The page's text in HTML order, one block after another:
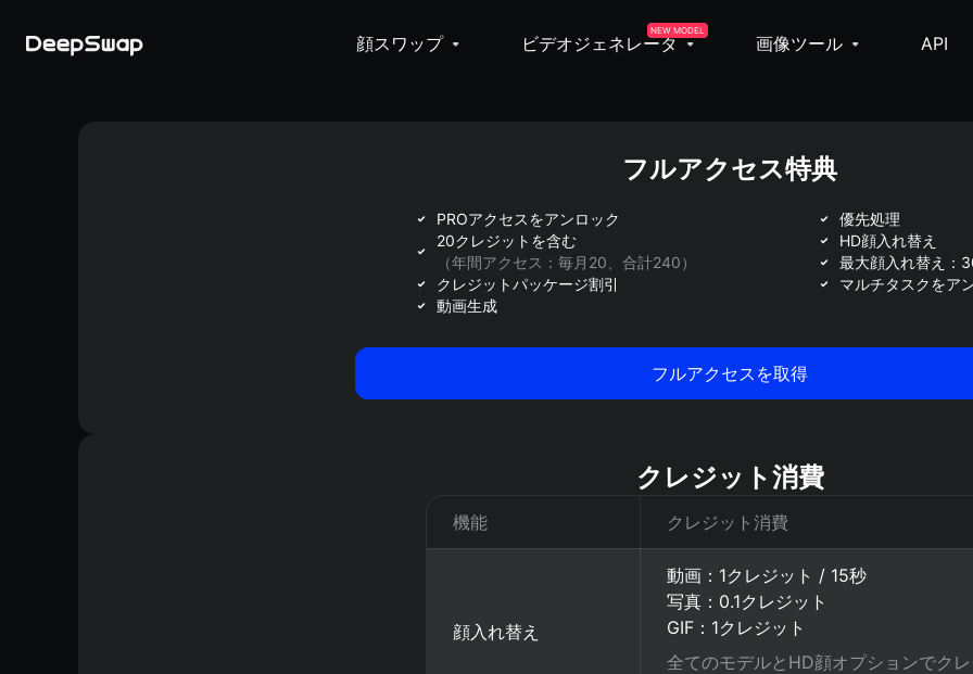
顔スワップ ビデオジェネレータ
NEW MODEL
画像ツール API
フルアクセス特典
PROアクセスをアンロック
20クレジットを含む
（年間アクセス：毎月20、合計240）
クレジットパッケージ割引
動画生成
優先処理
HD顔入れ替え
最大顔入れ替え：
マルチタスクをア
フルアクセスを取得
クレジット消費
機能 クレジット消費
顔入れ替え
動画：1クレジット / 15秒
写真：0.1クレジット
GIF：1クレジット
全てのモデルとHD顔オプションでクレ